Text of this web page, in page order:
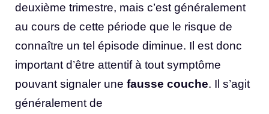
deuxième trimestre, mais c’est généralement
au cours de cette période que le risque de
connaître un tel épisode diminue. Il est donc
important d’être attentif à tout symptôme
pouvant signaler une fausse couche. Il s’agit
généralement de